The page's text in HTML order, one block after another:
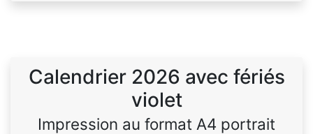
Calendrier 2026 avec fériés
violet
Impression au format A4 portrait